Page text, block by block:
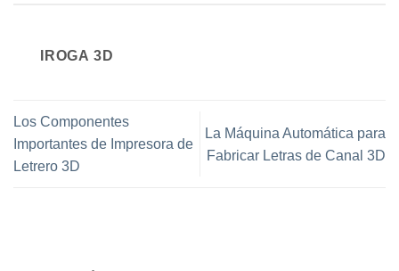
IROGA 3D
Los Componentes
Importantes de Impresora de
Letrero 3D
La Máquina Automática para
Fabricar Letras de Canal 3D